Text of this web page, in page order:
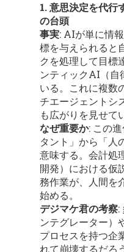
1. 意思決定を代行
の台頭
事実: AIが単に情
標を与えられると
クを処理して目標
ンティックAI（自
いる。これに複数
チエージェントシ
も広がりを見せて
なぜ重要か: この
タント」から「人
意味する。会計処
開発）における仮
務作業が、人間を
始める。
デジマケ君の考察:
ンテグレーター）
プロセスを持つ企
れて崩壊するだろ